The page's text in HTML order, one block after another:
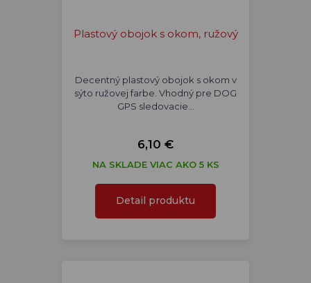
Plastový obojok s okom, ružový
Decentný plastový obojok s okom v
sýto ružovej farbe. Vhodný pre DOG
GPS sledovacie…
6,10 €
NA SKLADE VIAC AKO 5 KS
Detail produktu